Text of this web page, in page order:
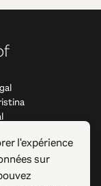
l'expérience
sur